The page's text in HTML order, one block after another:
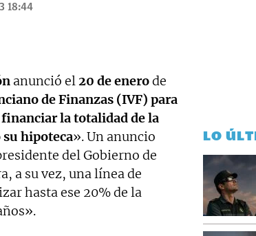
18:44
anunció el20 de enerode
de Finanzas (IVF) para
financiar la totalidad de la
hipoteca». Un anuncio
del Gobierno de
a su vez, una línea de
hasta ese 20% de la
LO